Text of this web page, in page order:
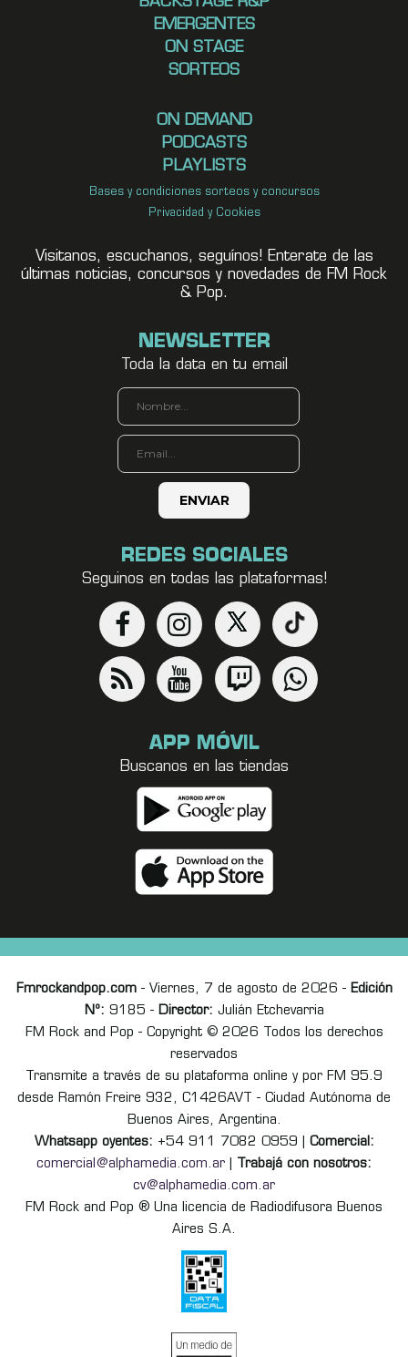
EMERGENTES
ON STAGE
SORTEOS
ON DEMAND
PODCASTS
PLAYLISTS
Bases y condiciones sorteos y concursos
Privacidad y Cookies
Visitanos, escuchanos, seguínos! Enterate de las
últimas noticias, concursos y novedades de FM Rock
& Pop.
NEWSLETTER
Toda la data en tu email
REDES SOCIALES
Seguinos en todas las plataformas!
APP MÓVIL
Buscanos en las tiendas
Fmrockandpop.com- Viernes, 7 de agosto de 2026 - Edición
Nº: 9185 - Director: Julián Etchevarria
FM Rock and Pop - Copyright © 2026 Todos los derechos
reservados
Transmite a través de su plataforma online y por FM 95.9
desde Ramón Freire 932, C1426AVT - Ciudad Autónoma de
Buenos Aires, Argentina.
Whatsapp oyentes: +54 911 7082 0959 | Comercial:
comercial@alphamedia.com.ar
Trabajá con nosotros:
cv@alphamedia.com.ar
FM Rock and Pop ® Una licencia de Radiodifusora Buenos
Aires S.A.